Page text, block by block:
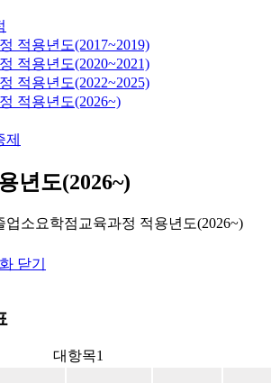
적용년도(2017~2019)
적용년도(2020~2021)
적용년도(2022~2025)
적용년도(2026~)
제
년도(2026~)
업소요학점 교육과정 적용년도(2026~)
닫기
대항목1